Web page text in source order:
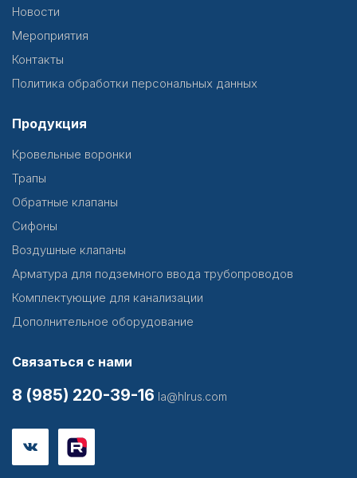
Новости
Мероприятия
Контакты
Политика обработки персональных данных
Продукция
Кровельные воронки
Трапы
Обратные клапаны
Сифоны
Воздушные клапаны
Арматура для подземного ввода трубопроводов
Комплектующие для канализации
Дополнительное оборудование
Связаться с нами
8 (985) 220-39-16 la@hlrus.com